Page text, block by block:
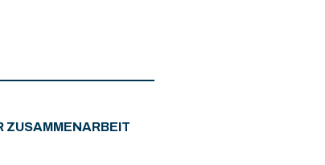
ZUSAMMENARBEIT